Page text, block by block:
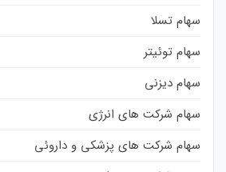
سهام تسلا
سهام توئیتر
سهام دیزنی
سهام شرکت های انرژی
سهام شرکت های پزشکی و داروئی